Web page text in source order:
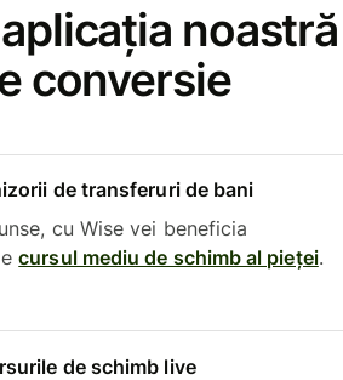
noastră
conversie
de transferuri de bani
cu Wise vei beneficia
cursul mediu de schimb al pieței.
de schimb live